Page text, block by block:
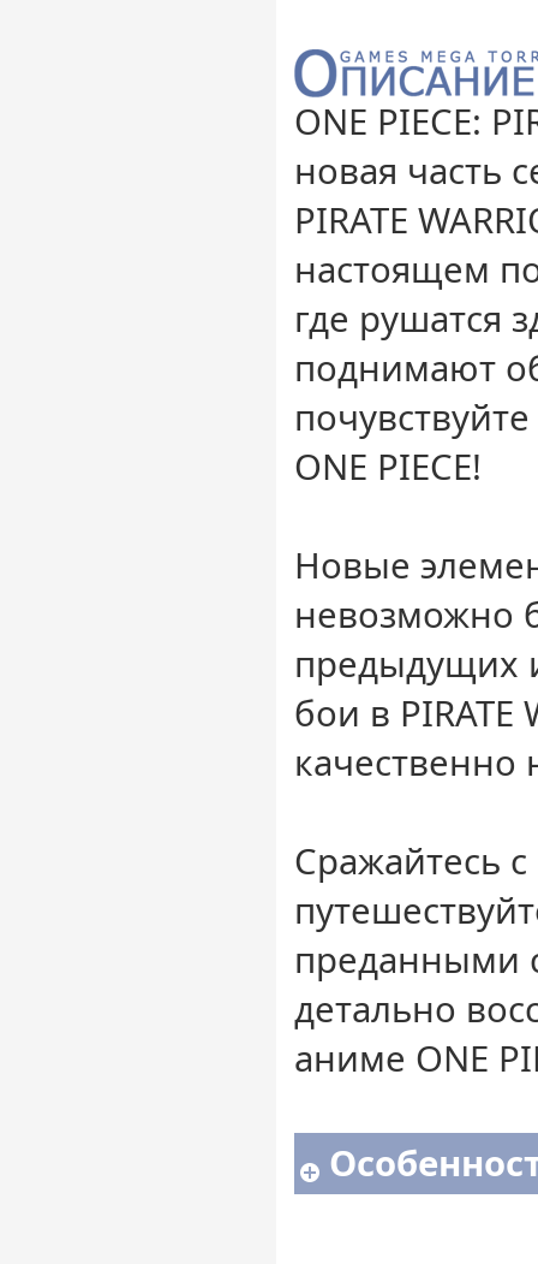
ONE PIECE:
новая часть
PIRATE
настоящем
где рушатся
поднимают
ONE PIECE!
Новые
невозможно
предыдущих
бои в PIRATE
Сражайтесь
преданными
детально
аниме ONE